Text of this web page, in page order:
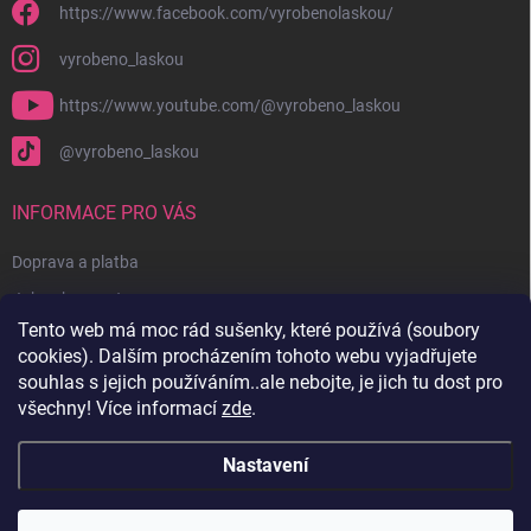
Tento web má moc rád sušenky, které používá (soubory
cookies). Dalším procházením tohoto webu vyjadřujete
souhlas s jejich používáním..ale nebojte, je jich tu dost pro
všechny! Více informací zde.
Nastavení
https://www.facebook.com/vyrobenolaskou/
vyrobeno_laskou
https://www.youtube.com/@vyrobeno_laskou
@vyrobeno_laskou
INFORMACE PRO VÁS
Doprava a platba
Jak nakupovat
Obchodní podmínky + reklamační řád
Ochrana osobních údajů
Kontakty